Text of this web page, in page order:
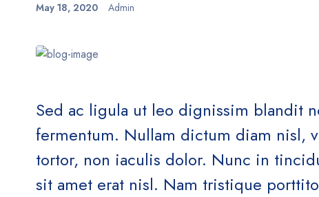
May 18, 2020 Admin
Sed ac ligula ut leo dignissim blandit
fermentum. Nullam dictum diam nisl,
tortor, non iaculis dolor. Nunc in
sit amet erat nisl. Nam tristique